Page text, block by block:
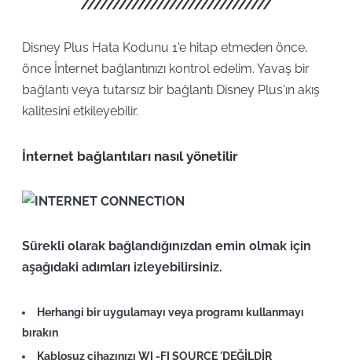
Disney Plus Hata Kodunu 1'e hitap etmeden önce,
önce İnternet bağlantınızı kontrol edelim. Yavaş bir
bağlantı veya tutarsız bir bağlantı Disney Plus'ın akış
kalitesini etkileyebilir.
İnternet bağlantıları nasıl yönetilir
Sürekli olarak bağlandığınızdan emin olmak için
aşağıdaki adımları izleyebilirsiniz.
Herhangi bir uygulamayı veya programı kullanmayı
bırakın
Kablosuz cihazınızı WI -FI SOURCE 'DEĞİLDİR